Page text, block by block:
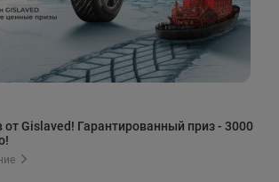
Gislaved! Гарантированный приз - 3000